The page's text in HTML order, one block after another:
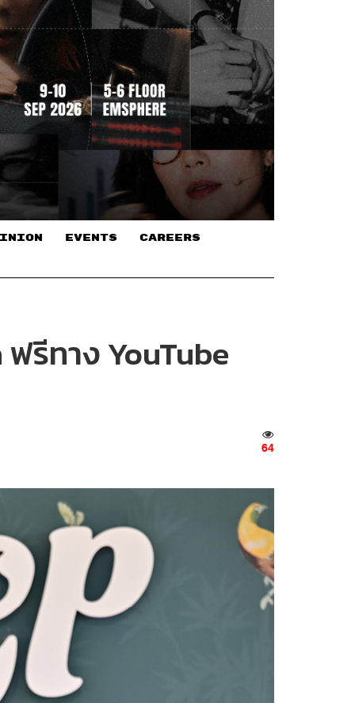
EVENTS CAREERS
รีทาง YouTube
64